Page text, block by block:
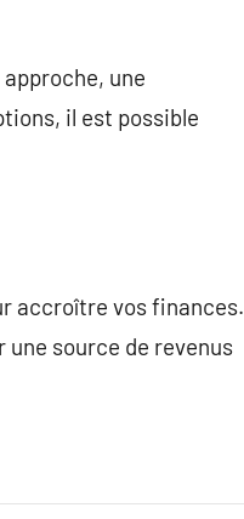
une
il est possible
accroître vos finances.
une source de revenus